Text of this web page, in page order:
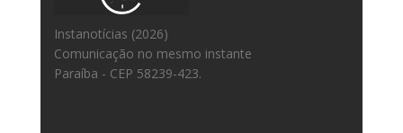
Instanotícias (2026)
Comunicação no mesmo instante
Paraíba - CEP 58239-423.